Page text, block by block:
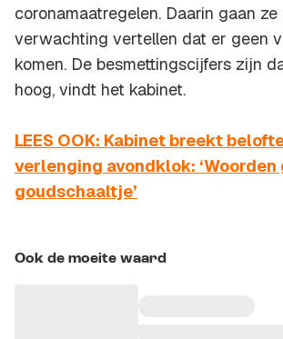
coronamaatregelen. Daarin gaan ze
verwachting vertellen dat er geen
komen. De besmettingscijfers zijn
hoog, vindt het kabinet.
LEES OOK: Kabinet breekt
verlenging avondklok: ‘Woorden
goudschaaltje’
Ook de moeite waard